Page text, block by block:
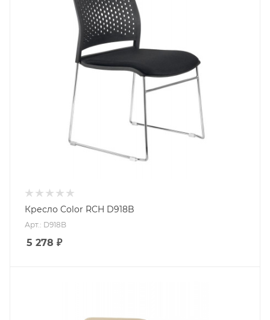
Кресло Color RCH D918B
Арт.: D918B
5 278 ₽